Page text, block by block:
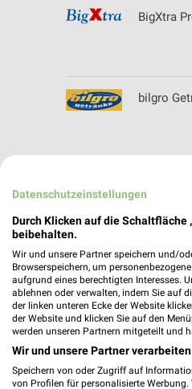
BigXtra
bilgro
BioMarkt
Datenschutzeinstellungen
Durch Klicken auf die
beibehalten.
Wir und unsere Partner speichern und/
Browserspeichern, um
aufgrund eines berechtigten Interesses.
ablehnen oder verwalten, indem Sie auf
der linken unteren Ecke der Website
der Website und klicken Sie auf den
werden unseren Partnern mitgeteilt und
Wir und unsere Partner
Speichern von oder Zugriff auf
von Profilen für personalisierte